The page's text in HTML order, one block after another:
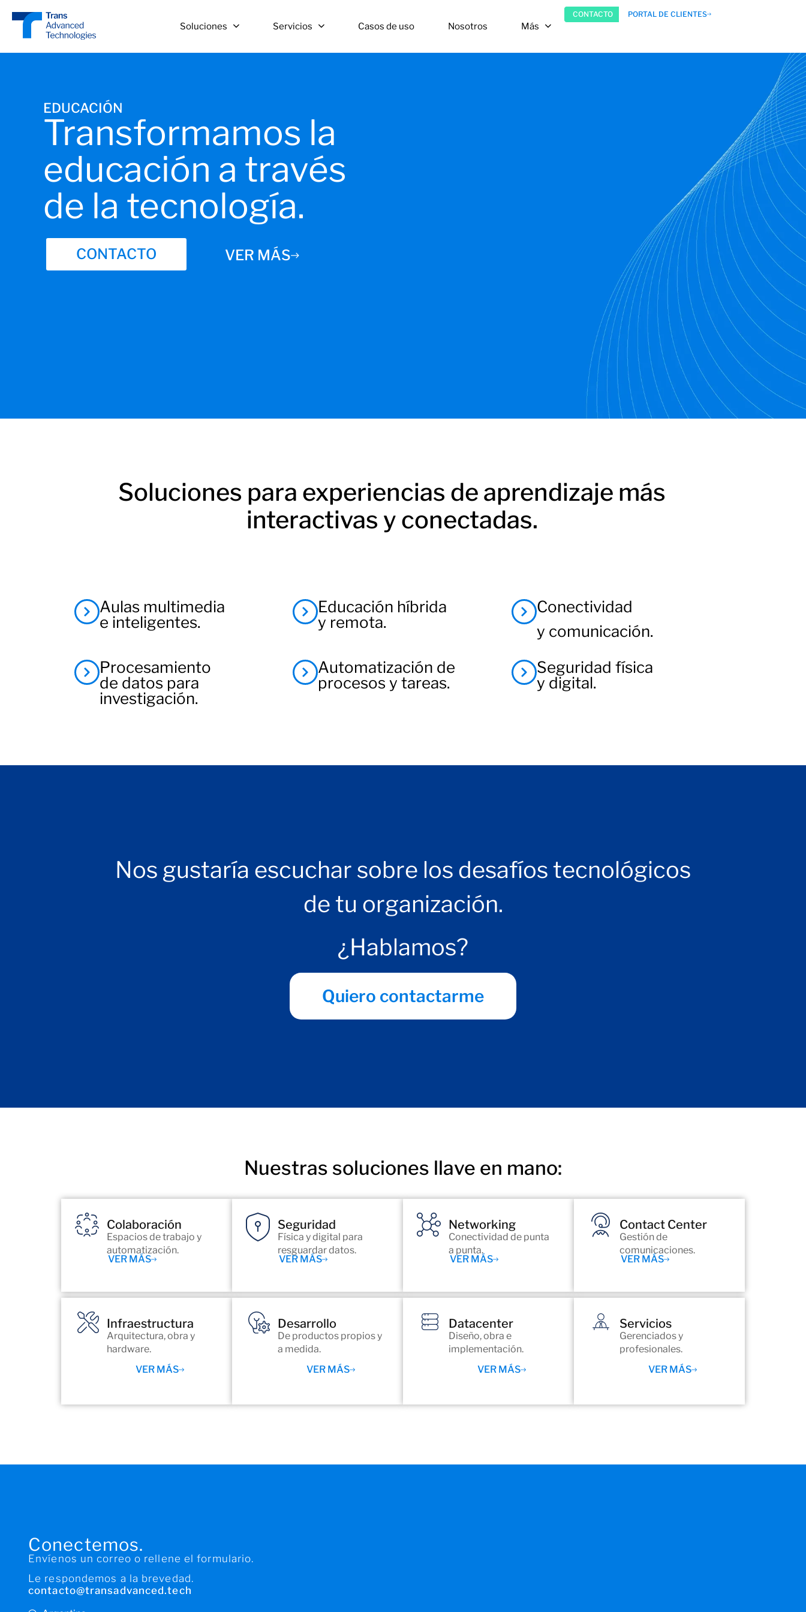
Soluciones Servicios Casos de uso Nosotros Más
CONTACTO PORTAL DE CLIENTES
EDUCACIÓN
Transformamos la
educación a través
de la tecnología.
CONTACTO VER MÁS
Soluciones para experiencias de aprendizaje más
interactivas y conectadas.
Aulas multimedia
e inteligentes.
Educación híbrida
y remota.
Conectividad
y comunicación.
Procesamiento
de datos para
investigación.
Automatización de
procesos y tareas.
Seguridad física
y digital.
Nos gustaría escuchar sobre los desafíos tecnológicos
de tu organización.
¿Hablamos?
Quiero contactarme
Nuestras soluciones llave en mano:
Colaboración
Espacios de trabajo y
automatización.
VER MÁS
Seguridad
Física y digital para
resguardar datos.
VER MÁS
Networking
Conectividad de punta
a punta.
VER MÁS
Contact Center
Gestión de
comunicaciones.
VER MÁS
Infraestructura
Arquitectura, obra y
hardware.
VER MÁS
Desarrollo
De productos propios y
a medida.
VER MÁS
Datacenter
Diseño, obra e
implementación.
VER MÁS
Servicios
Gerenciados y
profesionales.
VER MÁS
Conectemos.
Envíenos un correo o rellene el formulario.
Le respondemos a la brevedad.
contacto@transadvanced.tech